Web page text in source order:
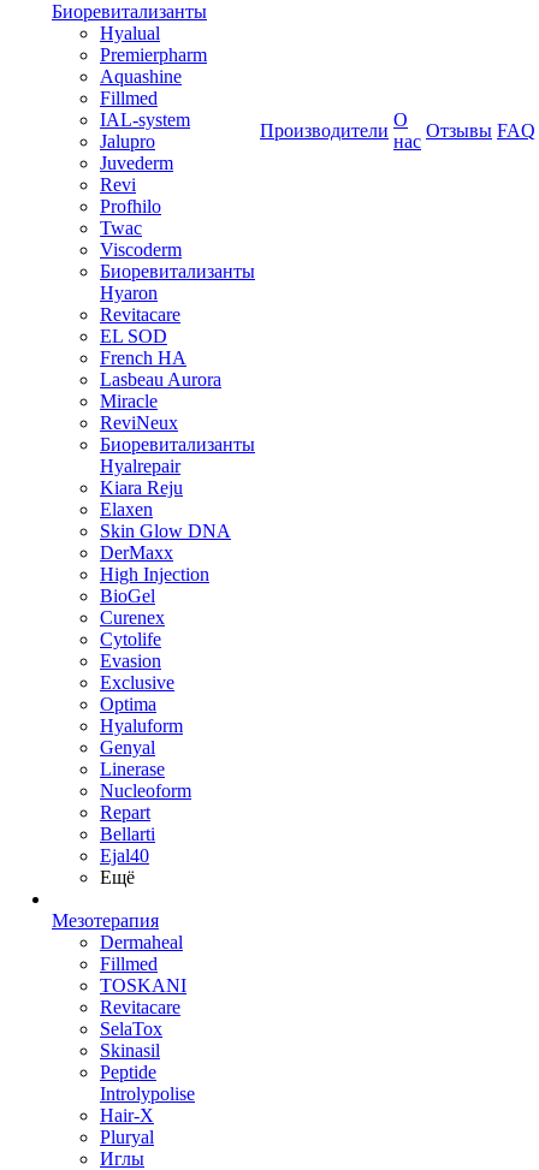
Биоревитализанты
Hyalual
Premierpharm
Aquashine
Fillmed
IAL-system
Jalupro
Juvederm
Revi
Profhilo
Twac
Viscoderm
Биоревитализанты
Hyaron
Revitacare
EL SOD
French HA
Lasbeau Aurora
Miracle
ReviNeux
Биоревитализанты
Hyalrepair
Kiara Reju
Elaxen
Skin Glow DNA
DerMaxx
High Injection
BioGel
Curenex
Cytolife
Evasion
Exclusive
Optima
Hyaluform
Genyal
Linerase
Nucleoform
Repart
Bellarti
Ejal40
Ещё
Мезотерапия
Dermaheal
Fillmed
TOSKANI
Revitacare
SelaTox
Skinasil
Peptide
Introlypolise
Hair-X
Pluryal
Иглы
Производители
О
нас
Отзывы FAQ